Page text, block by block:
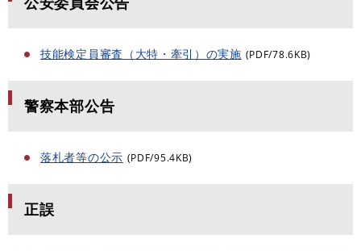
技能検定員審査（大特・牽引）の実施 (PDF/78.6KB)
警察本部公告
落札者等の公示 (PDF/95.4KB)
正誤